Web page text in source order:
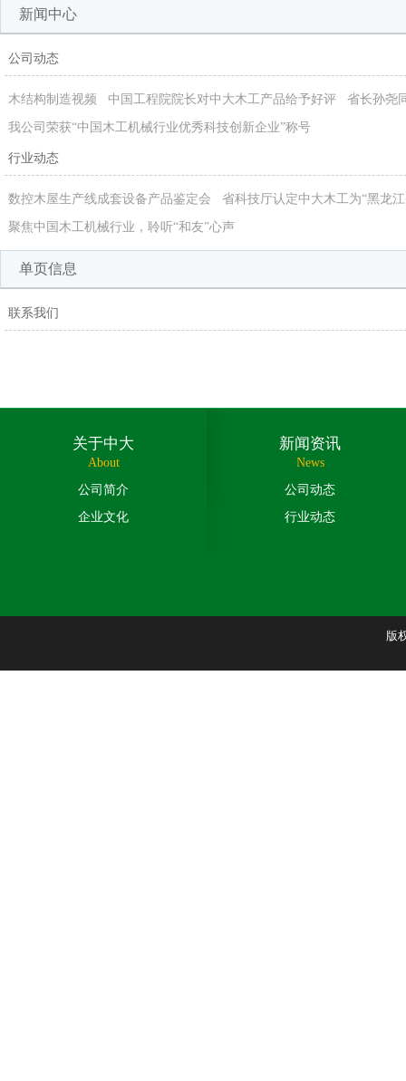
新闻中心
公司动态
木结构制造视频 中国工程院院长对中大木工产品给予好评 省长孙尧
我公司荣获“中国木工机械行业优秀科技创新企业”称号
行业动态
数控木屋生产线成套设备产品鉴定会 省科技厅认定中大木工为“黑龙
聚焦中国木工机械行业，聆听“和友”心声
单页信息
联系我们
关于中大
About
公司简介
企业文化
新闻资讯
News
公司动态
行业动态
版